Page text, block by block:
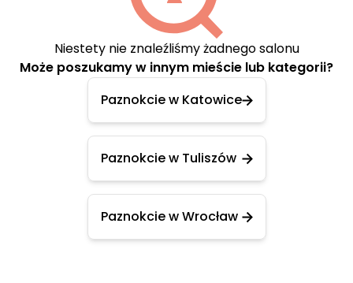
Niestety nie znaleźliśmy żadnego salonu
Może poszukamy w innym mieście lub kategorii?
Paznokcie w Katowice
Paznokcie w Tuliszów
Paznokcie w Wrocław